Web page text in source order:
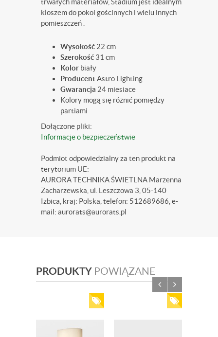
kloszem do pokoi gościnnych i wielu innych
pomieszczeń .
Wysokość 22 cm
Szerokość 31 cm
Kolor biały
ProducentAstro Lighting
Gwarancja 24 miesiace
Kolory mogą się różnić pomiędzy
partiami
Dołączone pliki:
Informacje o bezpieczeństwie
Podmiot odpowiedzialny za ten produkt na
terytorium UE:
AURORA TECHNIKA ŚWIETLNA Marzenna
Zacharzewska, ul. Leszczowa 3, 05-140
Izbica, kraj: Polska, telefon: 512689686, e-
mail: aurorats@aurorats.pl
PRODUKTY POWIĄZANE